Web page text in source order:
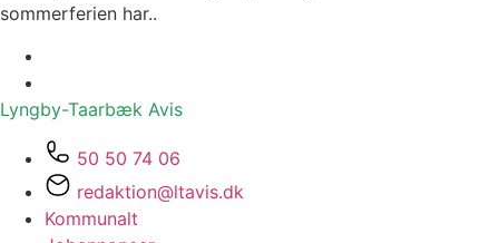
sommerferien har..
Lyngby-Taarbæk Avis
50 50 74 06
redaktion@ltavis.dk
Kommunalt